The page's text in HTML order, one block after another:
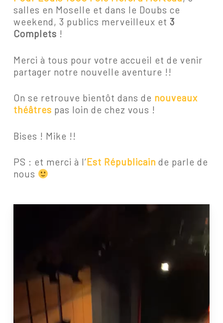
salles en Moselle et dans le Doubs ce
weekend, 3 publics merveilleux et 3
Complets !
Merci à tous pour votre accueil et de venir
partager notre nouvelle aventure !!
On se retrouve bientôt dans de nouveaux
théâtres pas loin de chez vous !
Bises ! Mike !!
PS : et merci à l’Est Républicain de parle de
nous